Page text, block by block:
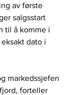
av første
salgsstart
til å komme i
dato i
markedssjefen
forteller